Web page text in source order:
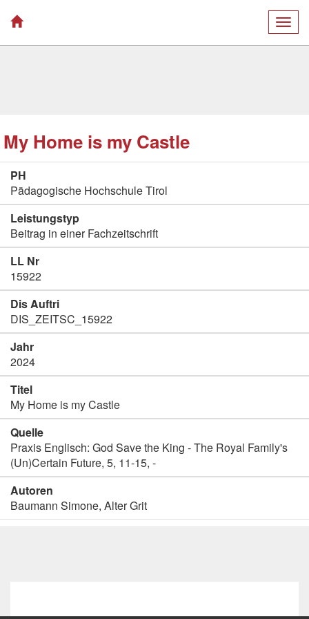
My Home is my Castle
PH
Pädagogische Hochschule Tirol
Leistungstyp
Beitrag in einer Fachzeitschrift
LL Nr
15922
Dis Auftri
DIS_ZEITSC_15922
Jahr
2024
Titel
My Home is my Castle
Quelle
Praxis Englisch: God Save the King - The Royal Family's
(Un)Certain Future, 5, 11-15, -
Autoren
Baumann Simone, Alter Grit